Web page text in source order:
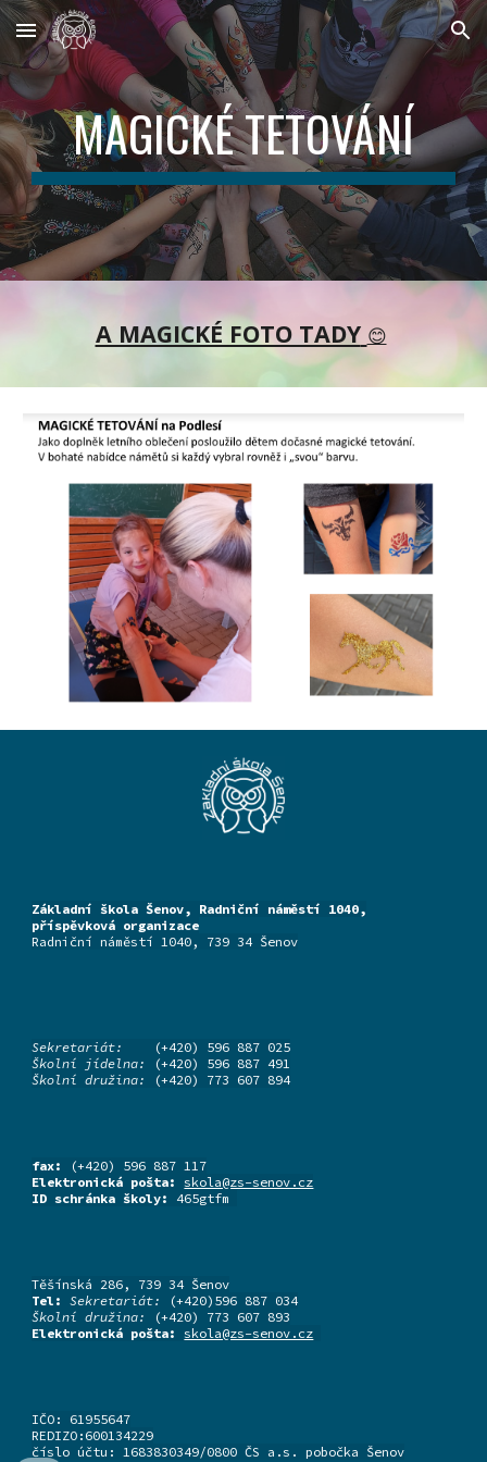
Skip to main content Skip to navigation
MAGICKÉ TETOVÁNÍ
A MAGICKÉ FOTO TADY 😊
Základní škola Šenov, Radniční náměstí 1040,
příspěvková organizace
Radniční náměstí 1040, 739 34 Šenov
Sekretariát:
(+420) 596 887 025
Školní jídelna:
(+420) 596 887 491
Školní družina:
(+420) 773 607 894
fax:
(+420) 596 887 117
Elektronická pošta:skola@zs-senov.cz
ID schránka školy:
465gtfm
Těšínská 286, 739 34 Šenov
Tel:Sekretariát:
(+420)596 887 034
Školní družina:
(+420) 773 607 893
Elektronická pošta:skola@zs-senov.cz
IČO: 61955647
REDIZO:600134229
číslo účtu: 1683830349/0800 ČS a.s. pobočka Šenov